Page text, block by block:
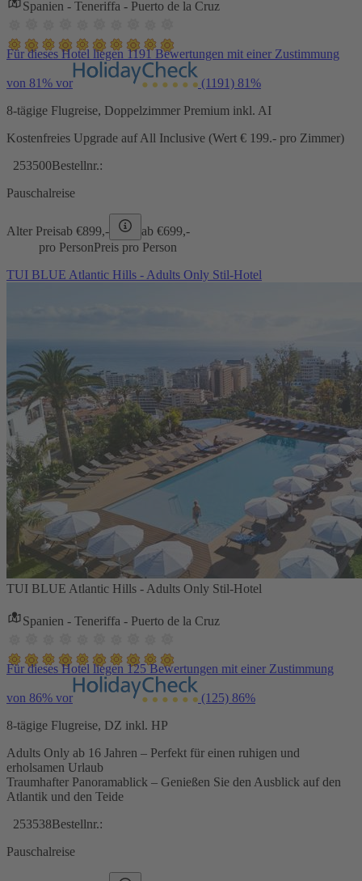
Spanien - Teneriffa - Puerto de la Cruz
Für dieses Hotel liegen 1191 Bewertungen mit einer Zustimmung
von 81% vor (1191) 81%
8-tägige Flugreise, Doppelzimmer Premium inkl. AI
Kostenfreies Upgrade auf All Inclusive (Wert € 199.- pro Zimmer)
253500Bestellnr.:
Pauschalreise
Alter Preisab €899,- ab €699,-
pro PersonPreis pro Person
TUI BLUE Atlantic Hills - Adults Only Stil-Hotel
TUI BLUE Atlantic Hills - Adults Only Stil-Hotel
Spanien - Teneriffa - Puerto de la Cruz
Für dieses Hotel liegen 125 Bewertungen mit einer Zustimmung
von 86% vor (125) 86%
8-tägige Flugreise, DZ inkl. HP
Adults Only ab 16 Jahren – Perfekt für einen ruhigen und
erholsamen Urlaub
Traumhafter Panoramablick – Genießen Sie den Ausblick auf den
Atlantik und den Teide
253538Bestellnr.:
Pauschalreise